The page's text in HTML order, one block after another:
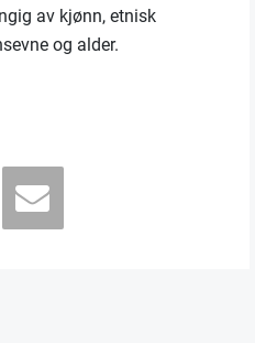
av kjønn, etnisk
og alder.